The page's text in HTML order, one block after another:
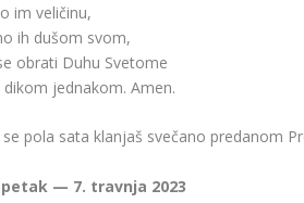
im veličinu,
ih dušom svom,
obrati Duhu Svetome
dikom jednakom. Amen.
pola sata klanjaš svečano predanom
— 7. travnja 2023